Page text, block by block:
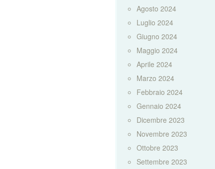
Agosto 2024
Luglio 2024
Giugno 2024
Maggio 2024
Aprile 2024
Marzo 2024
Febbraio 2024
Gennaio 2024
Dicembre 2023
Novembre 2023
Ottobre 2023
Settembre 2023